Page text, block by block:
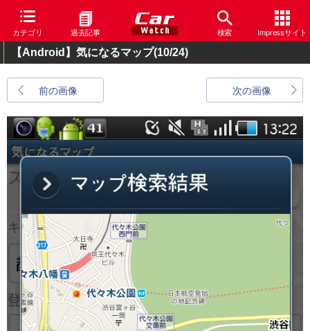
カテゴリ 過去記事 検索 Impressサイト
【Android】気になるマップ(10/24)
前の画像 次の画像